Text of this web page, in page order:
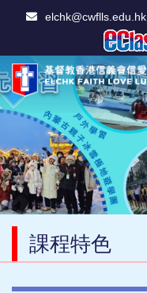
elchk@cwflls.edu.hk
課程特色